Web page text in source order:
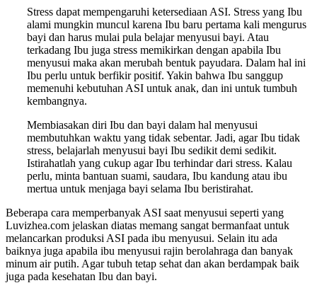
Stress dapat mempengaruhi ketersediaan ASI. Stress yang Ibu
alami mungkin muncul karena Ibu baru pertama kali mengurus
bayi dan harus mulai pula belajar menyusui bayi. Atau
terkadang Ibu juga stress memikirkan dengan apabila Ibu
menyusui maka akan merubah bentuk payudara. Dalam hal ini
Ibu perlu untuk berfikir positif. Yakin bahwa Ibu sanggup
memenuhi kebutuhan ASI untuk anak, dan ini untuk tumbuh
kembangnya.
Membiasakan diri Ibu dan bayi dalam hal menyusui
membutuhkan waktu yang tidak sebentar. Jadi, agar Ibu tidak
stress, belajarlah menyusui bayi Ibu sedikit demi sedikit.
Istirahatlah yang cukup agar Ibu terhindar dari stress. Kalau
perlu, minta bantuan suami, saudara, Ibu kandung atau ibu
mertua untuk menjaga bayi selama Ibu beristirahat.
Beberapa cara memperbanyak ASI saat menyusui seperti yang
Luvizhea.com jelaskan diatas memang sangat bermanfaat untuk
melancarkan produksi ASI pada ibu menyusui. Selain itu ada
baiknya juga apabila ibu menyusui rajin berolahraga dan banyak
minum air putih. Agar tubuh tetap sehat dan akan berdampak baik
juga pada kesehatan Ibu dan bayi.